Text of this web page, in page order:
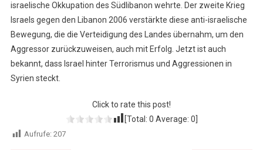
israelische Okkupation des Südlibanon wehrte. Der zweite Krieg
Israels gegen den Libanon 2006 verstärkte diese anti-israelische
Bewegung, die die Verteidigung des Landes übernahm, um den
Aggressor zurückzuweisen, auch mit Erfolg. Jetzt ist auch
bekannt, dass Israel hinter Terrorismus und Aggressionen in
Syrien steckt.
Click to rate this post!
[Total: 0 Average: 0
Aufrufe: 207